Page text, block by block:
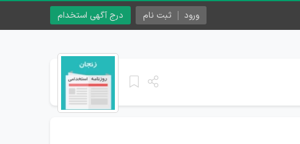
درج آگهی استخدام ورود ثبت نام